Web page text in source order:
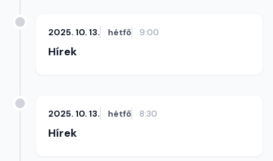
2025. 10. 13. hétfő 9:00
Hírek
2025. 10. 13. hétfő 8:30
Hírek